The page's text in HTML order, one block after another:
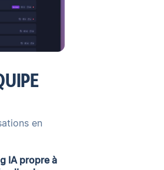
en
IA propre à